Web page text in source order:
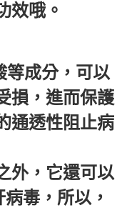
效哦。
等成分，可以
損，進而保護
通透性阻止病
外，它還可以
毒，所以，